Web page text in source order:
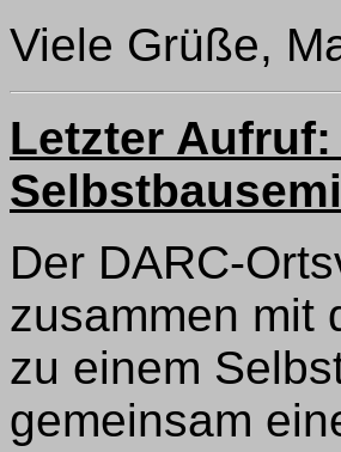
Viele Grüße,
Letzter Aufruf:
Der DARC-
zusammen mit
zu einem
gemeinsam